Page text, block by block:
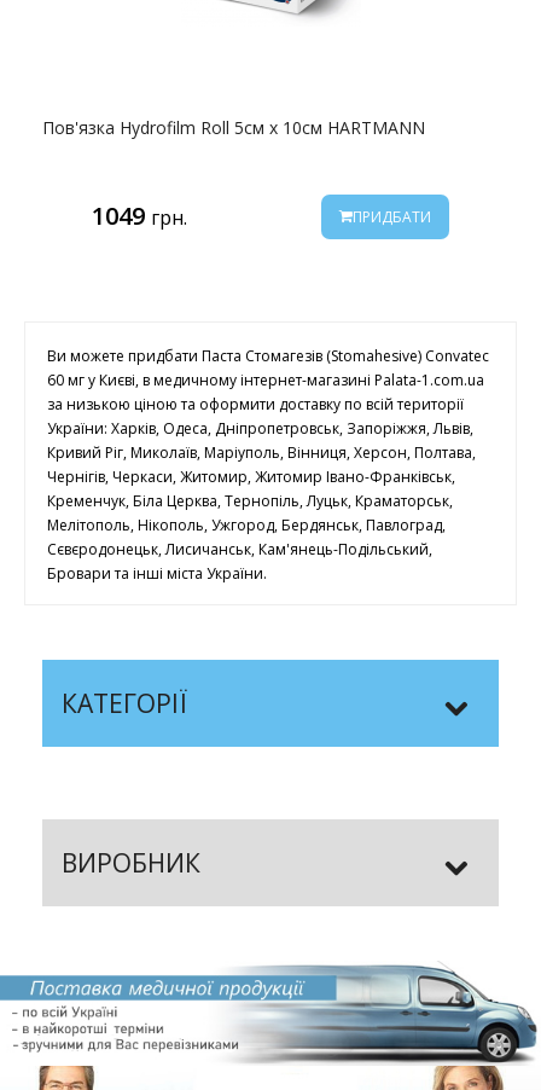
Пов'язка Hydrofilm Roll 5см х 10см HARTMANN
1049 грн. ПРИДБАТИ
Ви можете придбати Паста Стомагезів (Stomahesive) Convatec
60 мг у Києві, в медичному інтернет-магазині Palata-1.com.ua
за низькою ціною та оформити доставку по всій території
України: Харків, Одеса, Дніпропетровськ, Запоріжжя, Львів,
Кривий Ріг, Миколаїв, Маріуполь, Вінниця, Херсон, Полтава,
Чернігів, Черкаси, Житомир, Житомир Івано-Франківськ,
Кременчук, Біла Церква, Тернопіль, Луцьк, Краматорськ,
Мелітополь, Нікополь, Ужгород, Бердянськ, Павлоград,
Сєвєродонецьк, Лисичанськ, Кам'янець-Подільський,
Бровари та інші міста України.
КАТЕГОРІЇ
ВИРОБНИК